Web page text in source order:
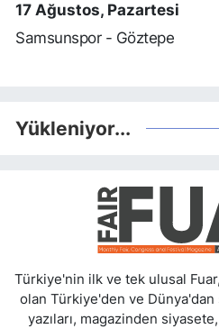
17 Ağustos, Pazartesi
Samsunspor - Göztepe
Yükleniyor...
Türkiye'nin ilk ve tek ulusal
olan Türkiye'den ve
yazıları, magazinden